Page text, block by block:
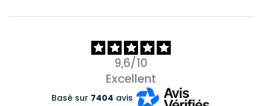
9,6/10
Excellent
Basé sur 7404 avis